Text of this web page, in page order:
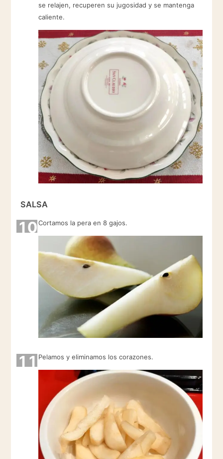
se relajen, recuperen su jugosidad y se mantenga
caliente.
SALSA
10Cortamos la pera en 8 gajos.
11 Pelamos y eliminamos los corazones.